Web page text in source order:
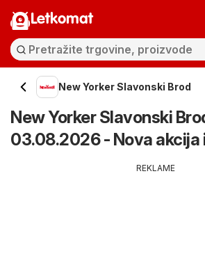
Letkomat
New Yorker Slavonski Brod
New Yorker Slavonski
03.08.2026 - Nova akcija
REKLAME